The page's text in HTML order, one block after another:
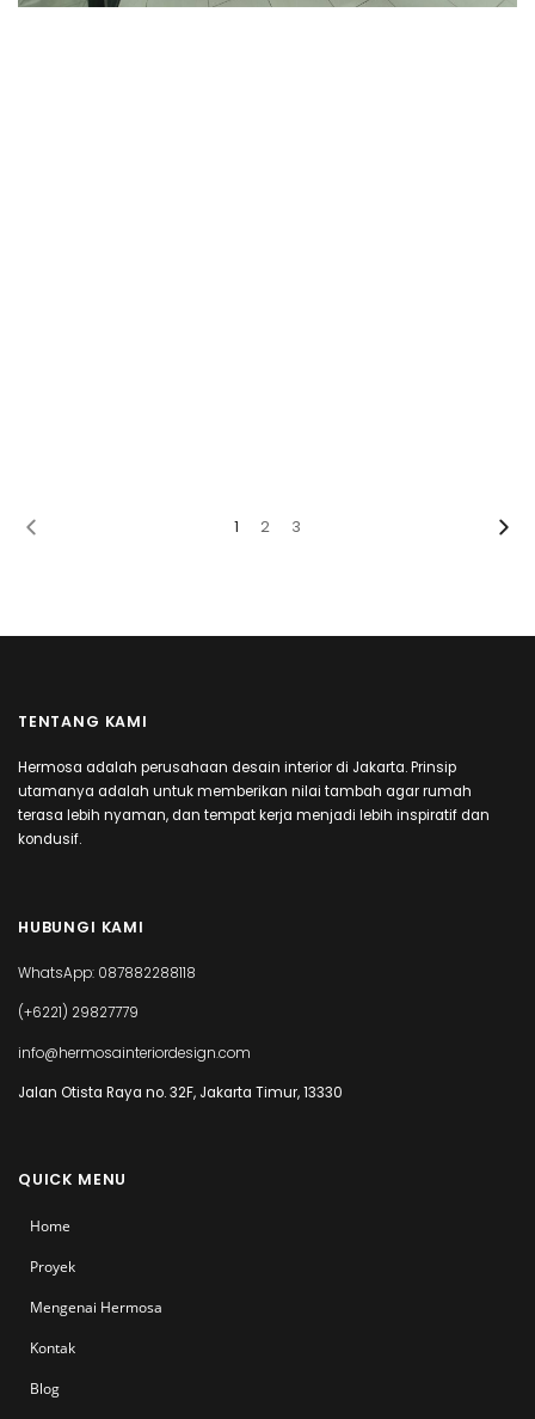
1 2 3
TENTANG KAMI
Hermosa adalah perusahaan desain interior di Jakarta. Prinsip
utamanya adalah untuk memberikan nilai tambah agar rumah
terasa lebih nyaman, dan tempat kerja menjadi lebih inspiratif dan
kondusif.
HUBUNGI KAMI
WhatsApp: 087882288118
(+6221) 29827779
info@hermosainteriordesign.com
Jalan Otista Raya no. 32F, Jakarta Timur, 13330
QUICK MENU
Home
Proyek
Mengenai Hermosa
Kontak
Blog